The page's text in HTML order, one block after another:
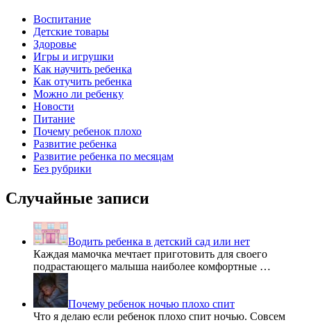
Воспитание
Детские товары
Здоровье
Игры и игрушки
Как научить ребенка
Как отучить ребенка
Можно ли ребенку
Новости
Питание
Почему ребенок плохо
Развитие ребенка
Развитие ребенка по месяцам
Без рубрики
Случайные записи
Водить ребенка в детский сад или нет
Каждая мамочка мечтает приготовить для своего
подрастающего малыша наиболее комфортные …
Почему ребенок ночью плохо спит
Что я делаю если ребенок плохо спит ночью. Совсем